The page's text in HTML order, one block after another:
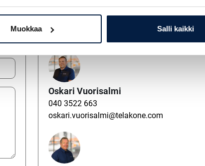
Muokkaa Salli kaikki
Ville Nurmi
ville.nurmi@telakone.com
Oskari Vuorisalmi
040 3522 663
oskari.vuorisalmi@telakone.com